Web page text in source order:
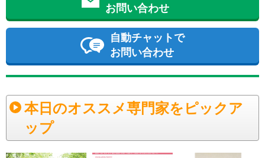
お問い合わせ
自動チャットで
お問い合わせ
本日のオススメ専門家をピックア
ップ